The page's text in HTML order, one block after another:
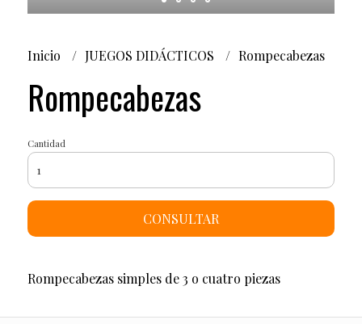
Inicio JUEGOS DIDÁCTICOS Rompecabezas
Rompecabezas
Cantidad
CONSULTAR
Rompecabezas simples de 3 o cuatro piezas